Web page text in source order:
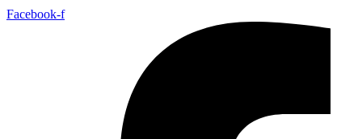
Facebook-f